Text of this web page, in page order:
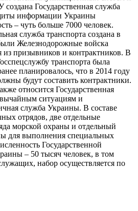
Государственная служба
информации Украины
– чуть больше 7000 человек.
служба транспорта создана в
Железнодорожные войска
призывников и контрактников. В
транспорта была
планировалось, что в 2014 году
будут составить контрактники.
относится Государственная
ситуациям и
служба Украины. В составе
отрядов, две отдельные
морской охраны и отдельный
для выполнения специальных
Государственной
– 50 тысяч человек, в том
набор осуществляется по